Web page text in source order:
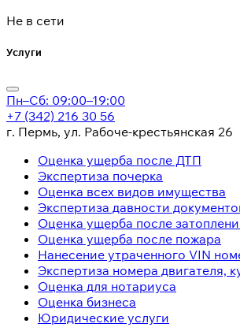
Не в сети
Услуги
Пн–Сб: 09:00–19:00
+7 (342) 216 30 56
г. Пермь, ул. Рабоче-крестьянская 26
Оценка ущерба после ДТП
Экспертиза почерка
Оценка всех видов имущества
Экспертиза давности
Оценка ущерба после
Оценка ущерба после пожара
Нанесение утраченного VIN
Экспертиза номера двигателя,
Оценка для нотариуса
Оценка бизнеса
Юридические услуги